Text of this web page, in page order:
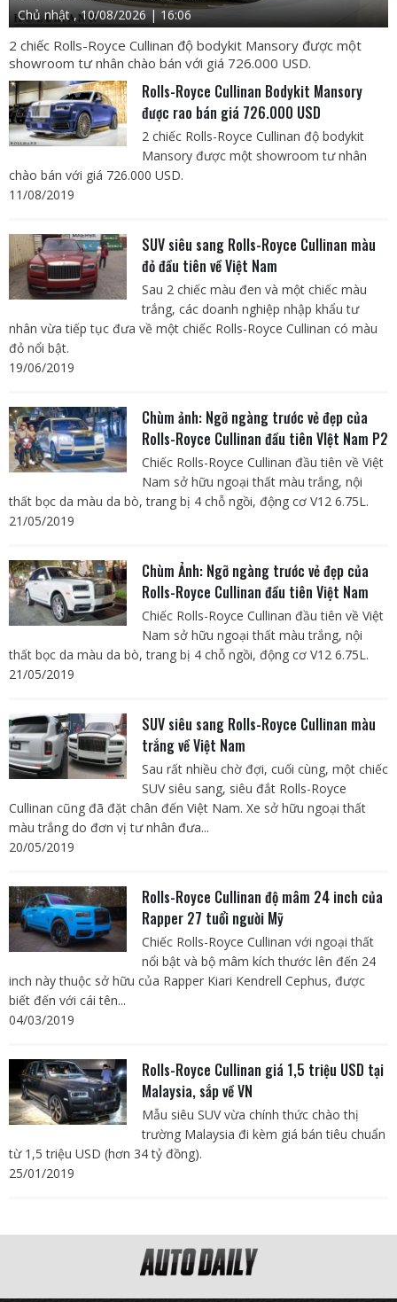
Chủ nhật , 10/08/2026 | 16:06
2 chiếc Rolls-Royce Cullinan độ bodykit Mansory được một
showroom tư nhân chào bán với giá 726.000 USD.
Rolls-Royce Cullinan Bodykit Mansory
được rao bán giá 726.000 USD
2 chiếc Rolls-Royce Cullinan độ bodykit
Mansory được một showroom tư nhân
chào bán với giá 726.000 USD.
11/08/2019
SUV siêu sang Rolls-Royce Cullinan màu
đỏ đầu tiên về Việt Nam
Sau 2 chiếc màu đen và một chiếc màu
trắng, các doanh nghiệp nhập khẩu tư
nhân vừa tiếp tục đưa về một chiếc Rolls-Royce Cullinan có màu
đỏ nổi bật.
19/06/2019
Chùm ảnh: Ngỡ ngàng trước vẻ đẹp của
Rolls-Royce Cullinan đầu tiên VIệt Nam P2
Chiếc Rolls-Royce Cullinan đầu tiên về Việt
Nam sở hữu ngoại thất màu trắng, nội
thất bọc da màu da bò, trang bị 4 chỗ ngồi, động cơ V12 6.75L.
21/05/2019
Chùm Ảnh: Ngỡ ngàng trước vẻ đẹp của
Rolls-Royce Cullinan đầu tiên Việt Nam
Chiếc Rolls-Royce Cullinan đầu tiên về Việt
Nam sở hữu ngoại thất màu trắng, nội
thất bọc da màu da bò, trang bị 4 chỗ ngồi, động cơ V12 6.75L.
21/05/2019
SUV siêu sang Rolls-Royce Cullinan màu
trắng về Việt Nam
Sau rất nhiều chờ đợi, cuối cùng, một chiếc
SUV siêu sang, siêu đắt Rolls-Royce
Cullinan cũng đã đặt chân đến Việt Nam. Xe sở hữu ngoại thất
màu trắng do đơn vị tư nhân đưa...
20/05/2019
Rolls-Royce Cullinan độ mâm 24 inch của
Rapper 27 tuổi người Mỹ
Chiếc Rolls-Royce Cullinan với ngoại thất
nổi bật và bộ mâm kích thước lên đến 24
inch này thuộc sở hữu của Rapper Kiari Kendrell Cephus, được
biết đến với cái tên...
04/03/2019
Rolls-Royce Cullinan giá 1,5 triệu USD tại
Malaysia, sắp về VN
Mẫu siêu SUV vừa chính thức chào thị
trường Malaysia đi kèm giá bán tiêu chuẩn
từ 1,5 triệu USD (hơn 34 tỷ đồng).
25/01/2019